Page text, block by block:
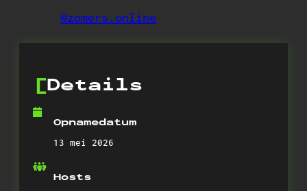
@zomers.online
Details
Opnamedatum
13 mei 2026
Hosts